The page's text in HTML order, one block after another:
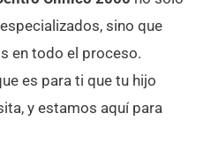
sino que
en todo el proceso.
es para ti que tu hijo
y estamos aquí para